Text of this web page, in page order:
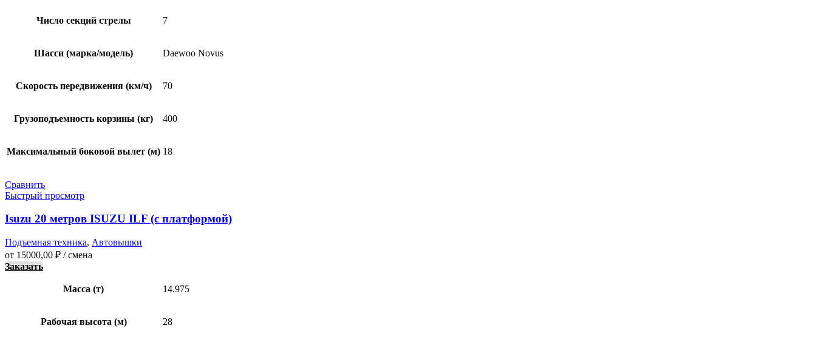
Число секций стрелы 7
Шасси (марка/модель) Daewoo Novus
Скорость передвижения (км/ч) 70
Грузоподъемность корзины (кг) 400
Максимальный боковой вылет (м) 18
Сравнить
Быстрый просмотр
Isuzu 20 метров ISUZU ILF (с платформой)
Подъемная техника, Автовышки
от 15000,00 ₽ / смена
Заказать
Масса (т) 14.975
Рабочая высота (м) 28